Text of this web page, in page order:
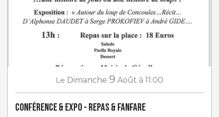
Le Dimanche 9 Août à 11:00
Conférence & Expo - Repas & Fanfare